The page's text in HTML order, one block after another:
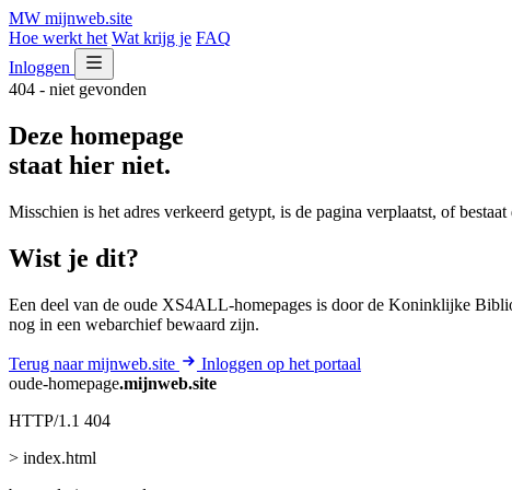
MW mijnweb.site
Hoe werkt het Wat krijg je FAQ
Inloggen
404 - niet gevonden
Deze homepage
staat hier niet.
Misschien is het adres verkeerd getypt, is de pagina verplaatst, of
Wist je dit?
Een deel van de oude XS4ALL-homepages is door de Koninklijke
nog in een webarchief bewaard zijn.
Terug naar mijnweb.site
Inloggen op het portaal
oude-homepage.mijnweb.site
HTTP/1.1 404
> index.html